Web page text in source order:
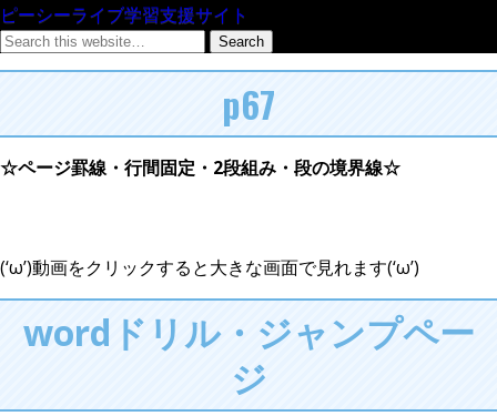
ピーシーライブ学習支援サイト
p67
☆ページ罫線・行間固定・2段組み・段の境界線☆
(‘ω’)動画をクリックすると大きな画面で見れます(‘ω’)
wordドリル・ジャンプペー
ジ